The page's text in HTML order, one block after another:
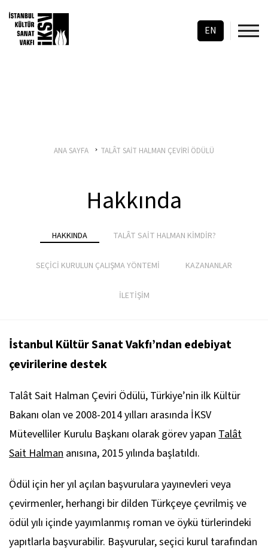
EN
ANA SAYFA TALÂT SAİT HALMAN ÇEVİRİ ÖDÜLÜ
Hakkında
HAKKINDA TALÂT SAİT HALMAN KİMDİR?
SEÇİCİ KURULUN ÇALIŞMA YÖNTEMİ KAZANANLAR
İLETİŞİM
İstanbul Kültür Sanat Vakfı’ndan edebiyat
çevirilerine destek
Talât Sait Halman Çeviri Ödülü, Türkiye’nin ilk Kültür
Bakanı olan ve 2008-2014 yılları arasında İKSV
Mütevelliler Kurulu Başkanı olarak görev yapan Talât
Sait Halman anısına, 2015 yılında başlatıldı.
Ödül için her yıl açılan başvurulara yayınevleri veya
çevirmenler, herhangi bir dilden Türkçeye çevrilmiş ve
ödül yılı içinde yayımlanmış roman ve öykü türlerindeki
yapıtlarla başvurabilir. Başvurular, seçici kurul tarafından